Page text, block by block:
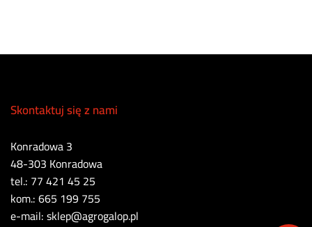
Skontaktuj się z nami
Konradowa 3
48-303 Konradowa
tel.: 77 421 45 25
kom.: 665 199 755
e-mail: sklep@agrogalop.pl